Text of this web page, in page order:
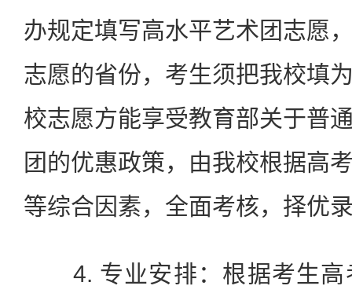
办规定填写高水平艺术团志愿
志愿的省份，考生须把我校填
校志愿方能享受教育部关于普
团的优惠政策，由我校根据高
等综合因素，全面考核，择优
4. 专业安排：根据考生高